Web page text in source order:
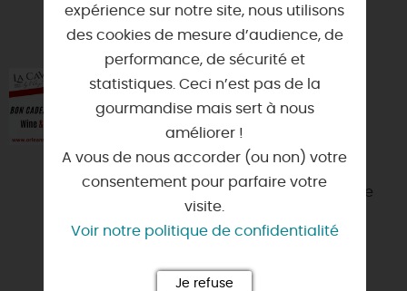
VOUS AIMEREZ AUSSI
ATELIERS LA CAVE BY L'ANGE
VINS
45000 - ORLEANS
Depuis 2001, Sabine & Laurent
Brochard Sommelière et lui Caviste
dégustation. Depuis, 2011, ils s...
expérience sur notre site, nous utilisons
des cookies de mesure d’audience, de
performance, de sécurité et
statistiques. Ceci n’est pas de la
gourmandise mais sert à nous
améliorer !
A vous de nous accorder (ou non) votre
consentement pour parfaire votre
visite.
Voir notre politique de confidentialité
Je refuse